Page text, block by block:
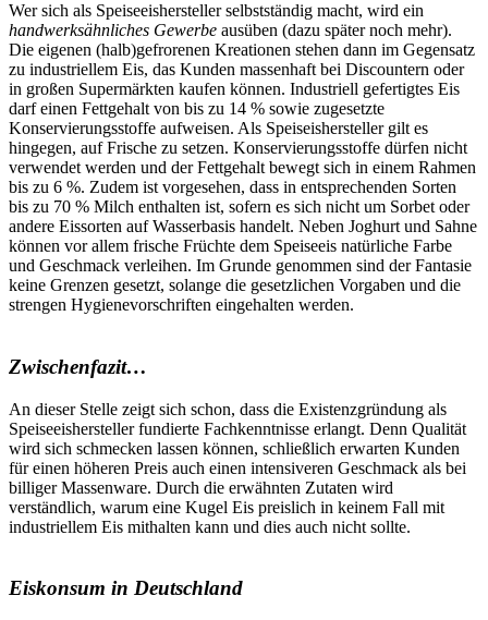
Wer sich als Speiseeishersteller selbstständig macht, wird ein
handwerksähnliches Gewerbe ausüben (dazu später noch mehr).
Die eigenen (halb)gefrorenen Kreationen stehen dann im Gegensatz
zu industriellem Eis, das Kunden massenhaft bei Discountern oder
in großen Supermärkten kaufen können. Industriell gefertigtes Eis
darf einen Fettgehalt von bis zu 14 % sowie zugesetzte
Konservierungsstoffe aufweisen. Als Speiseishersteller gilt es
hingegen, auf Frische zu setzen. Konservierungsstoffe dürfen nicht
verwendet werden und der Fettgehalt bewegt sich in einem Rahmen
bis zu 6 %. Zudem ist vorgesehen, dass in entsprechenden Sorten
bis zu 70 % Milch enthalten ist, sofern es sich nicht um Sorbet oder
andere Eissorten auf Wasserbasis handelt. Neben Joghurt und Sahne
können vor allem frische Früchte dem Speiseeis natürliche Farbe
und Geschmack verleihen. Im Grunde genommen sind der Fantasie
keine Grenzen gesetzt, solange die gesetzlichen Vorgaben und die
strengen Hygienevorschriften eingehalten werden.
Zwischenfazit…
An dieser Stelle zeigt sich schon, dass die Existenzgründung als
Speiseeishersteller fundierte Fachkenntnisse erlangt. Denn Qualität
wird sich schmecken lassen können, schließlich erwarten Kunden
für einen höheren Preis auch einen intensiveren Geschmack als bei
billiger Massenware. Durch die erwähnten Zutaten wird
verständlich, warum eine Kugel Eis preislich in keinem Fall mit
industriellem Eis mithalten kann und dies auch nicht sollte.
Eiskonsum in Deutschland